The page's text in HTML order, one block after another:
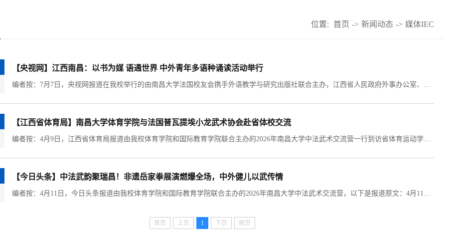
位置: 首页 -> 新闻动态 -> 媒体IEC
【央视网】江西南昌：以书为媒 语通世界 中外青年多语种诵读活动举行
【江西省体育局】南昌大学体育学院与法国普瓦提埃小龙武术协会赴省体校交流
【今日头条】中法武韵聚瑞昌！非遗岳家拳展演燃爆全场，中外健儿以武传情
首页 上页 1 下页 尾页